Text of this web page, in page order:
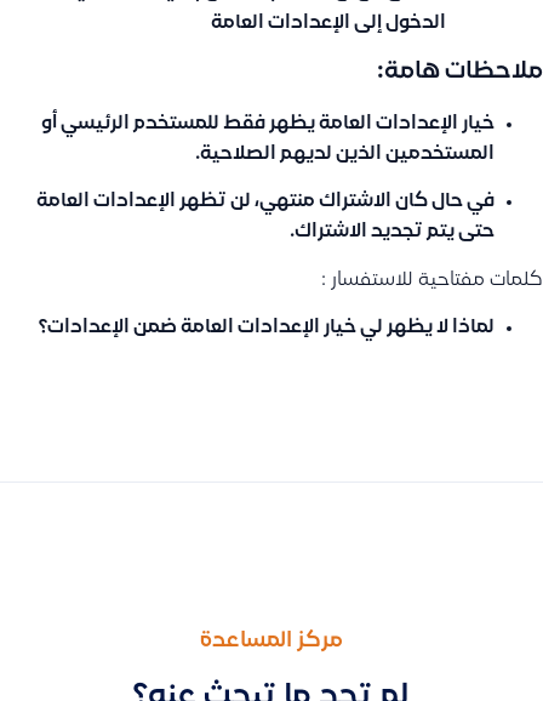
الدخول إلى الإعدادات العامة
ملاحظات هامة:
خيار الإعدادات العامة يظهر فقط للمستخدم الرئيسي أو
المستخدمين الذين لديهم الصلاحية.
في حال كان الاشتراك منتهي، لن تظهر الإعدادات العامة
حتى يتم تجديد الاشتراك.
كلمات مفتاحية للاستفسار :
لماذا لا يظهر لي خيار الإعدادات العامة ضمن الإعدادات؟
مركز المساعدة